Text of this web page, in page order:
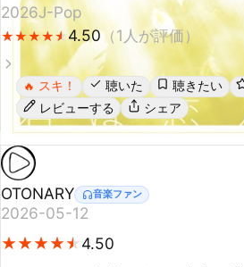
★
★★
★★
★★
★★
★4.50（ 人が評価）
スキ！ 聴いた
レビューする シェア
OTONARY
2026-05-12
★
★★
★★
★★
★★
★4.50
ミュージカルを観てるかのように歌い
きごたえがある！